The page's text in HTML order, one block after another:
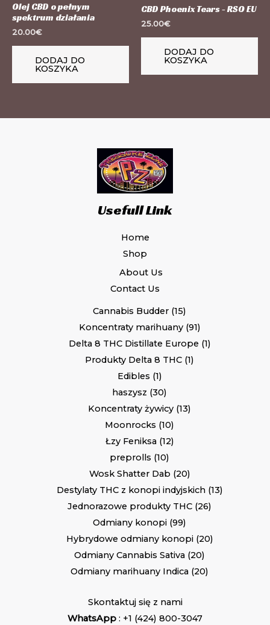
Olej CBD o pełnym
spektrum działania
20.00€
DODAJ DO
KOSZYKA
CBD Phoenix Tears - RSO EU
25.00€
DODAJ DO
KOSZYKA
Usefull Link
Home
Shop
About Us
Contact Us
Cannabis Budder 15
Koncentraty marihuany 91
Delta 8 THC Distillate Europe 1
Produkty Delta 8 THC 1
Edibles 1
haszysz 30
Koncentraty żywicy 13
Moonrocks 10
Łzy Feniksa 12
preprolls 10
Wosk Shatter Dab 20
Destylaty THC z konopi indyjskich 13
Jednorazowe produkty THC 26
Odmiany konopi 99
Hybrydowe odmiany konopi 20
Odmiany Cannabis Sativa 20
Odmiany marihuany Indica 20
Skontaktuj się z nami
WhatsApp : +1 (424) 800-3047